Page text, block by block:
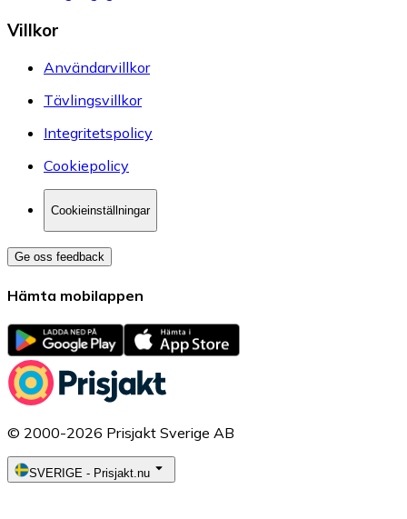
Villkor
Användarvillkor
Tävlingsvillkor
Integritetspolicy
Cookiepolicy
Cookieinställningar
Ge oss feedback
Hämta mobilappen
© 2000-2026 Prisjakt Sverige AB
SVERIGE - Prisjakt.nu